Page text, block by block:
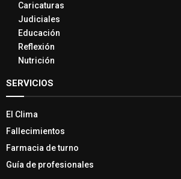
Caricaturas
Judiciales
Educación
Reflexión
Nutrición
SERVICIOS
El Clima
Fallecimientos
Farmacia de turno
Guía de profesionales